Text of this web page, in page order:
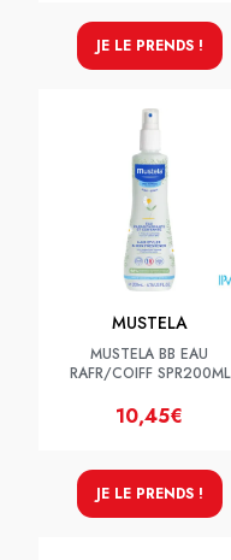
JE LE PRENDS !
MUSTELA
MUSTELA BB EAU
RAFR/COIFF SPR200ML
10,45€
JE LE PRENDS !